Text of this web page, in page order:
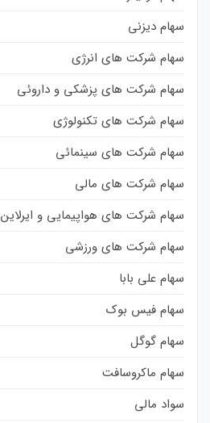
سهام دیزنی
سهام شرکت های انرژی
سهام شرکت های پزشکی و داروئی
سهام شرکت های تکنولوژی
سهام شرکت های سینمائی
سهام شرکت های مالی
سهام شرکت های هواپیمایی و ایرلاین
سهام شرکت های ورزشی
سهام علی بابا
سهام فیس بوک
سهام گوگل
سهام ماکروسافت
سواد مالی